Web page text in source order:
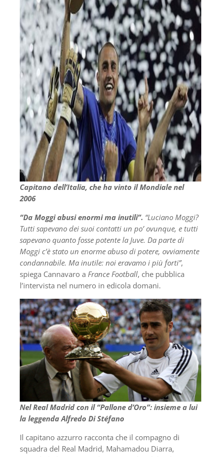
Capitano dell’Italia, che ha vinto il Mondiale nel
2006
“Da Moggi abusi enormi ma inutili”. “Luciano Moggi?
Tutti sapevano dei suoi contatti un po’ ovunque, e tutti
sapevano quanto fosse potente la Juve. Da parte di
Moggi c’è stato un enorme abuso di potere, ovviamente
condannabile. Ma inutile: noi eravamo i più forti”,
spiega Cannavaro a France Football, che pubblica
l’intervista nel numero in edicola domani.
Nel Real Madrid con il “Pallone d’Oro”: insieme a lui
la leggenda Alfredo Di Stéfano
Il capitano azzurro racconta che il compagno di
squadra del Real Madrid, Mahamadou Diarra,